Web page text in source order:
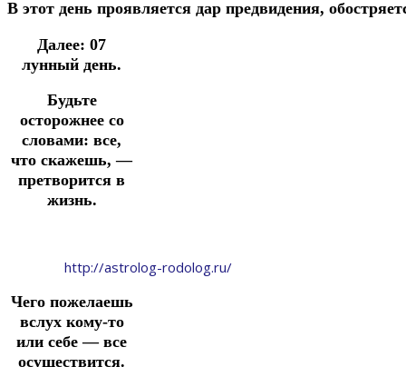
В этот день проявляется дар предвидения,
Далее: 07
лунный день.
Будьте
осторожнее со
словами: все,
что скажешь, —
претворится в
жизнь.
http://astrolog-rodolog.ru/
Чего пожелаешь
вслух кому-то
или себе — все
осуществится.